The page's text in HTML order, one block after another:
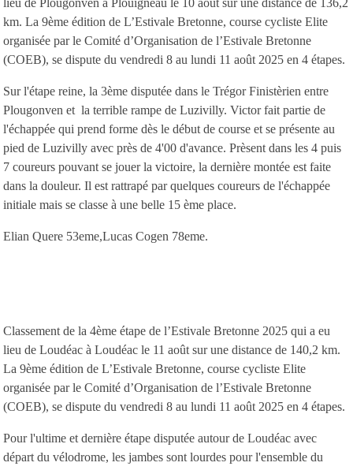
km. La 9ème édition de L’Estivale Bretonne, course cycliste Elite
organisée par le Comité d’Organisation de l’Estivale Bretonne
(COEB), se dispute du vendredi 8 au lundi 11 août 2025 en 4 étapes.
Sur l'étape reine, la 3ème disputée dans le Trégor Finistèrien entre
Plougonven et la terrible rampe de Luzivilly. Victor fait partie de
l'échappée qui prend forme dès le début de course et se présente au
pied de Luzivilly avec près de 4'00 d'avance. Prèsent dans les 4 puis
7 coureurs pouvant se jouer la victoire, la dernière montée est faite
dans la douleur. Il est rattrapé par quelques coureurs de l'échappée
initiale mais se classe à une belle 15 ème place.
Elian Quere 53eme,Lucas Cogen 78eme.
Classement de la 4ème étape de l’Estivale Bretonne 2025 qui a eu
lieu de Loudéac à Loudéac le 11 août sur une distance de 140,2 km.
La 9ème édition de L’Estivale Bretonne, course cycliste Elite
organisée par le Comité d’Organisation de l’Estivale Bretonne
(COEB), se dispute du vendredi 8 au lundi 11 août 2025 en 4 étapes.
Pour l'ultime et dernière étape disputée autour de Loudéac avec
départ du vélodrome, les jambes sont lourdes pour l'ensemble du